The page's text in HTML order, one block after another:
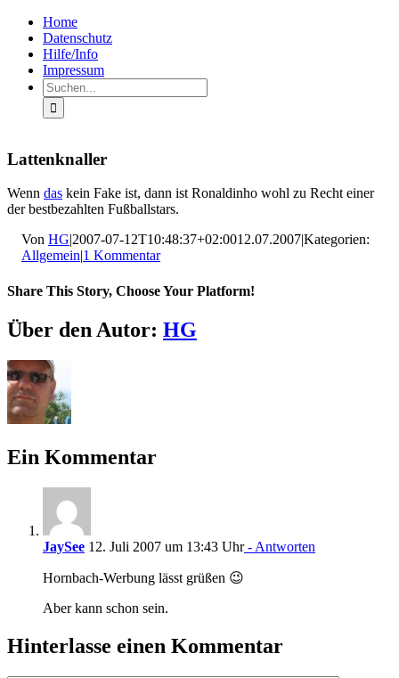
Zum
Inhalt
springen
FacebookHome
Datenschutz
Hilfe/Info
Impressum
Suche
nach:
Lattenknaller
Wenn das kein Fake ist, dann ist Ronaldinho wohl zu Recht einer
der bestbezahlten Fußballstars.
Von HG|2007-07-12T10:48:37+02:0012.07.2007|Kategorien:
Allgemein|1 Kommentar
Share This Story, Choose Your Platform!
Facebook
X
LinkedIn
Pinterest
E-
Mail
Über den Autor: HG
Ein Kommentar
JaySee 12. Juli 2007 um 13:43 Uhr- Antworten
Hornbach-Werbung lässt grüßen 😉
Aber kann schon sein.
Hinterlasse einen Kommentar